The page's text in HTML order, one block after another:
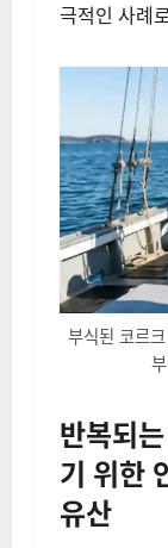
극적인 사례
부식된 코르
반복되
기 위한
유산